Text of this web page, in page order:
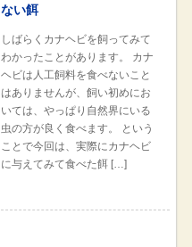
ない餌
しばらくカナヘビを飼ってみて
わかったことがあります。 カナ
ヘビは人工飼料を食べないこと
はありませんが、飼い初めにお
いては、やっぱり自然界にいる
虫の方が良く食べます。 という
ことで今回は、実際にカナヘビ
に与えてみて食べた餌 […]